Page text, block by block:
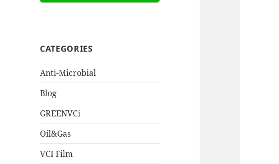
CATEGORIES
Anti-Microbial
Blog
GREENVCi
Oil&Gas
VCI Film